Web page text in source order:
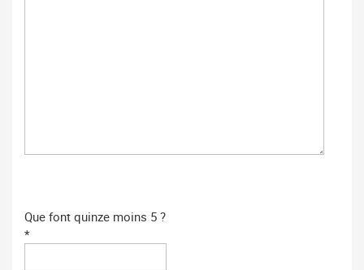
Que font quinze moins 5 ?
*